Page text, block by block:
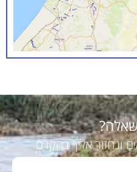
ונחזור אליך בהקדם